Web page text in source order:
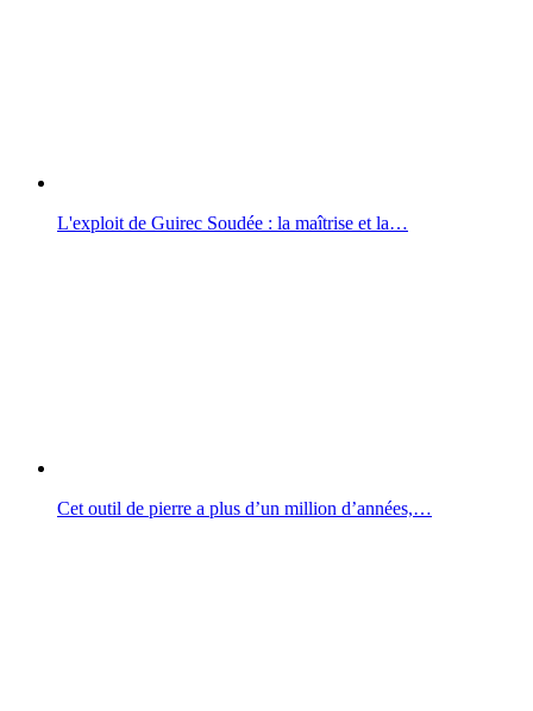
L'exploit de Guirec Soudée : la maîtrise et la…
Cet outil de pierre a plus d’un million d’années,…